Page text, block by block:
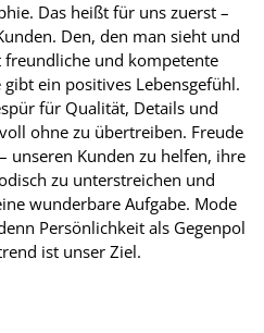
Das heißt für uns zuerst –
Den, den man sieht und
freundliche und kompetente
ein positives Lebensgefühl.
für Qualität, Details und
ohne zu übertreiben. Freude
unseren Kunden zu helfen, ihre
zu unterstreichen und
wunderbare Aufgabe. Mode
Persönlichkeit als Gegenpol
ist unser Ziel.